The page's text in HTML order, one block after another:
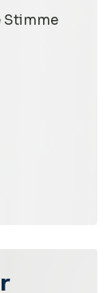
Stimme